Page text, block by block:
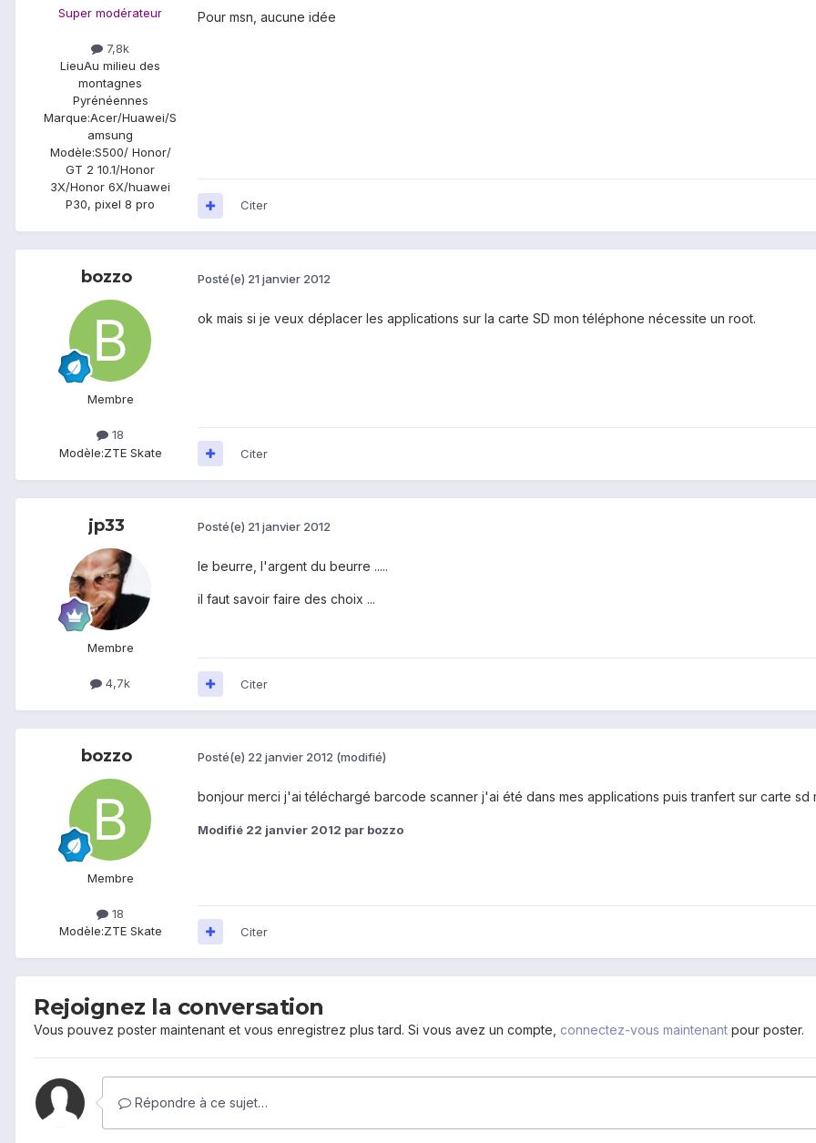
Super modérateur
7,8k
LieuAu milieu des
montagnes
Pyrénéennes
Marque:Acer/Huawei/S
amsung
Modèle:S500/ Honor/
GT 2 10.1/Honor
3X/Honor 6X/huawei
P30, pixel 8 pro
Pour msn, aucune idée
Citer
bozzo
Membre
18
Modèle:ZTE Skate
Posté(e) 21 janvier 2012
ok mais si je veux déplacer les applications sur la carte SD mon téléphone nécessite un root.
Citer
jp33
Membre
4,7k
Posté(e) 21 janvier 2012
le beurre, l'argent du beurre .....
il faut savoir faire des choix ...
Citer
bozzo
Membre
18
Modèle:ZTE Skate
Posté(e) 22 janvier 2012 (modifié)
bonjour merci j'ai téléchargé barcode scanner j'ai été dans mes applications puis tranfert sur carte sd
Modifié 22 janvier 2012 par bozzo
Citer
Rejoignez la conversation
Vous pouvez poster maintenant et vous enregistrez plus tard. Si vous avez un compte, connectez-vous maintenant pour poster.
Répondre à ce sujet…